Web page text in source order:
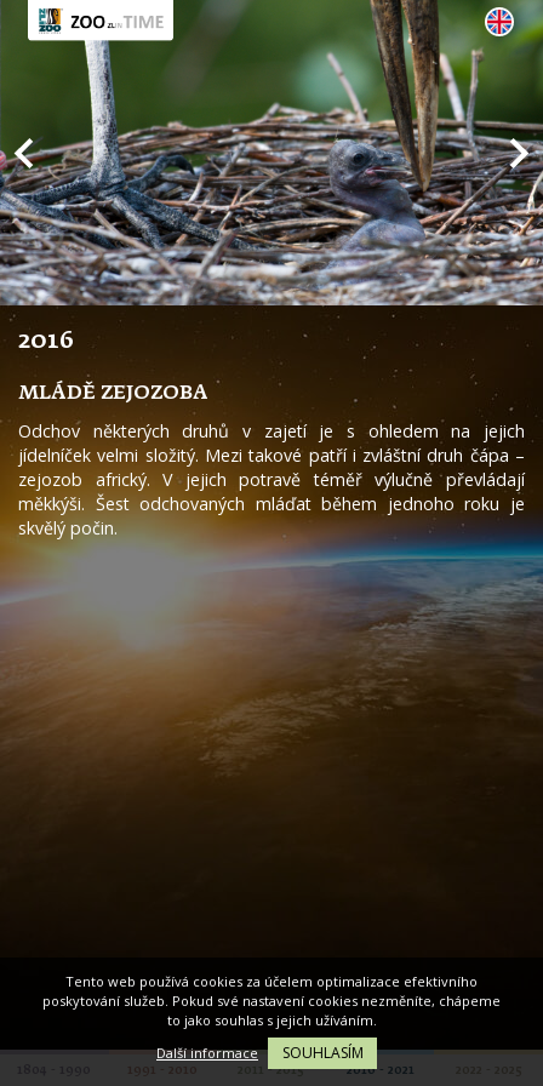
2016
MLÁDĚ ZEJOZOBA
Odchov některých druhů v zajetí je s ohledem na jejich
jídelníček velmi složitý. Mezi takové patří i zvláštní druh čápa –
zejozob africký. V jejich potravě téměř výlučně převládají
měkkýši. Šest odchovaných mláďat během jednoho roku je
skvělý počin.
2011 - 2015 2016 - 2021
Tento web používá cookies za účelem optimalizace efektivního
poskytování služeb. Pokud své nastavení cookies nezměníte, chápeme
to jako souhlas s jejich užíváním.
Další informace
SOUHLASÍM